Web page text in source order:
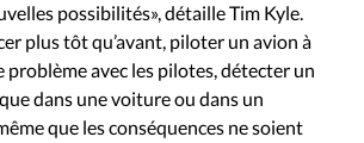
possibilités», détaille Tim Kyle.
plus tôt qu’avant, piloter un avion à
problème avec les pilotes, détecter un
dans une voiture ou dans un
que les conséquences ne soient